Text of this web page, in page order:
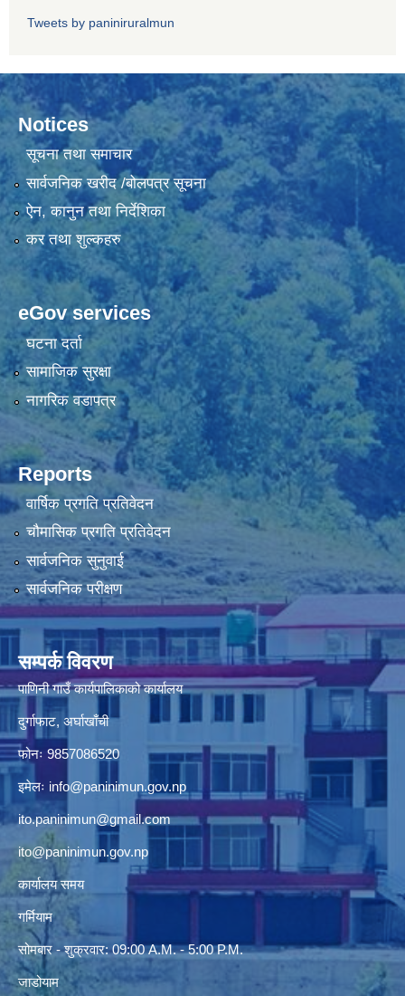
Tweets by paniniruralmun
Notices
सूचना तथा समाचार
सार्वजनिक खरीद /बोलपत्र सूचना
ऐन, कानुन तथा निर्देशिका
कर तथा शुल्कहरु
eGov services
घटना दर्ता
सामाजिक सुरक्षा
नागरिक वडापत्र
Reports
वार्षिक प्रगति प्रतिवेदन
चौमासिक प्रगति प्रतिवेदन
सार्वजनिक सुनुवाई
सार्वजनिक परीक्षण
सम्पर्क विवरण
पाणिनी गाउँ कार्यपालिकाको कार्यालय
दुर्गाफाट, अर्घाखाँची
फोनः 9857086520
इमेलः info@paninimun.gov.np
ito.paninimun@gmail.com
ito@paninimun.gov.np
कार्यालय समय
गर्मियाम
सोमबार - शुक्रवार: 09:00 A.M. - 5:00 P.M.
जाडोयाम